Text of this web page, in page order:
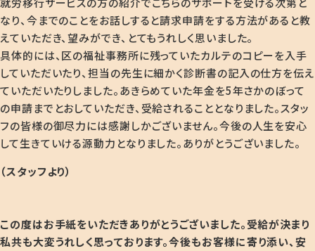
なり、今までのことをお話しすると請求申請をする方法があると教
えていただき、望みができ、とてもうれしく思いました。
具体的には、区の福祉事務所に残っていたカルテのコピーを入手
していただいたり、担当の先生に細かく診断書の記入の仕方を伝え
ていただいたりしました。あきらめていた年金を5年さかのぼって
の申請までとおしていただき、受給されることとなりました。スタッ
フの皆様の御尽力には感謝しかございません。今後の人生を安心
して生きていける源動力となりました。ありがとうございました。
（スタッフより）
この度はお手紙をいただきありがとうございました。受給が決まり
私共も大変うれしく思っております。今後もお客様に寄り添い、安